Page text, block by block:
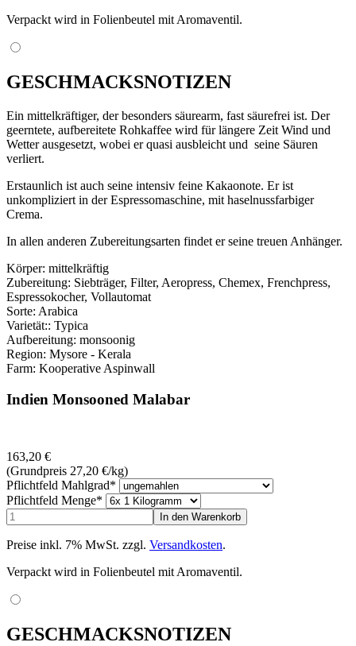
Verpackt wird in Folienbeutel mit Aromaventil.
GESCHMACKSNOTIZEN
Ein mittelkräftiger, der besonders säurearm, fast säurefrei ist. Der
geerntete, aufbereitete Rohkaffee wird für längere Zeit Wind und
Wetter ausgesetzt, wobei er quasi ausbleicht und seine Säuren
verliert.
Erstaunlich ist auch seine intensiv feine Kakaonote. Er ist
unkompliziert in der Espressomaschine, mit haselnussfarbiger
Crema.
In allen anderen Zubereitungsarten findet er seine treuen Anhänger.
Körper: mittelkräftig
Zubereitung: Siebträger, Filter, Aeropress, Chemex, Frenchpress,
Espressokocher, Vollautomat
Sorte: Arabica
Varietät:: Typica
Aufbereitung: monsoonig
Region: Mysore - Kerala
Farm: Kooperative Aspinwall
Indien Monsooned Malabar
163,20 €
(Grundpreis 27,20 €/kg)
Pflichtfeld Mahlgrad*
Pflichtfeld Menge*
Preise inkl. 7% MwSt. zzgl. Versandkosten.
Verpackt wird in Folienbeutel mit Aromaventil.
GESCHMACKSNOTIZEN